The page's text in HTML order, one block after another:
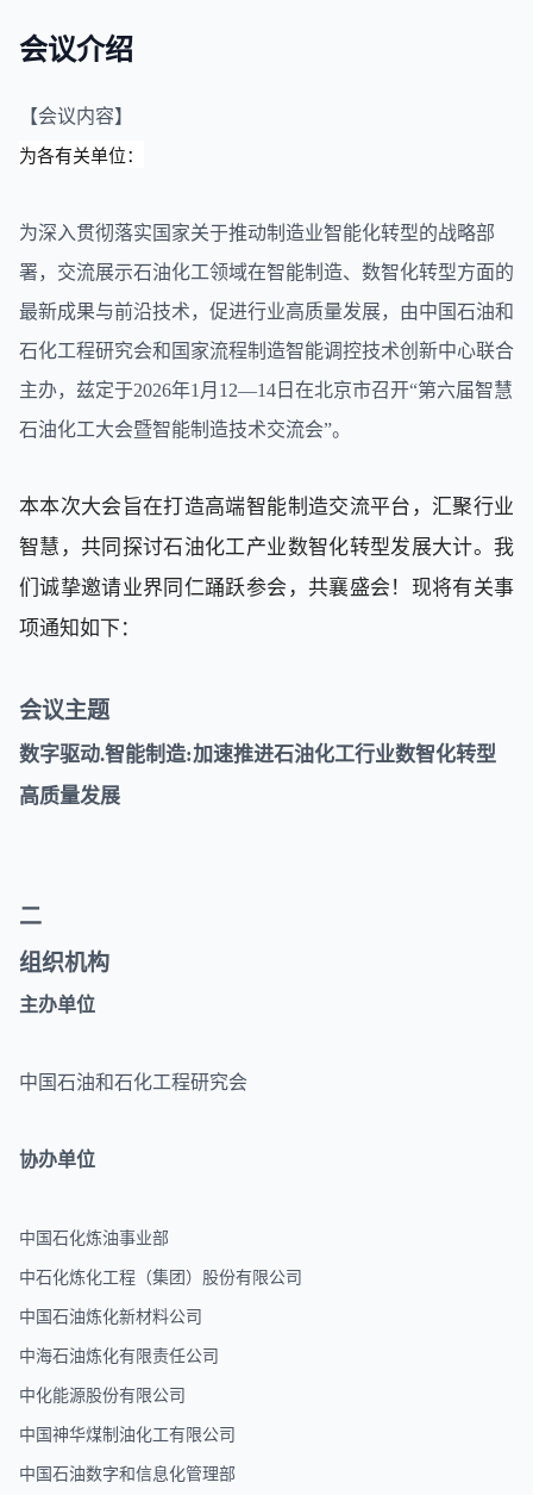
会议介绍
【会议内容】
为各有关单位：
为深入贯彻落实国家关于推动制造业智能化转型的战略部
署，交流展示石油化工领域在智能制造、数智化转型方面的
最新成果与前沿技术，促进行业高质量发展，由中国石油和
石化工程研究会和国家流程制造智能调控技术创新中心联合
主办，兹定于2026年1月12—14日在北京市召开“第六届智慧
石油化工大会暨智能制造技术交流会”。
本本次大会旨在打造高端智能制造交流平台，汇聚行业
智慧，共同探讨石油化工产业数智化转型发展大计。我
们诚挚邀请业界同仁踊跃参会，共襄盛会！现将有关事
项通知如下：
会议主题
数字驱动.智能制造:加速推进石油化工行业数智化转型
高质量发展
二
组织机构
主办单位
中国石油和石化工程研究会
协办单位
中国石化炼油事业部
中石化炼化工程（集团）股份有限公司
中国石油炼化新材料公司
中海石油炼化有限责任公司
中化能源股份有限公司
中国神华煤制油化工有限公司
中国石油数字和信息化管理部